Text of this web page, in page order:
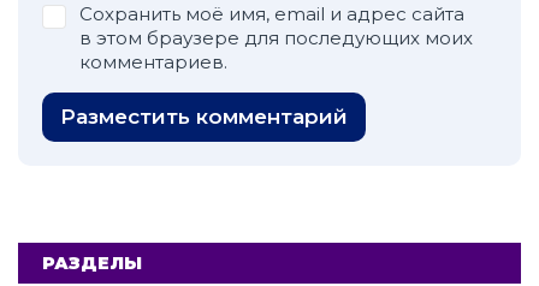
Сохранить моё имя, email и адрес сайта
в этом браузере для последующих моих
комментариев.
Разместить комментарий
РАЗДЕЛЫ